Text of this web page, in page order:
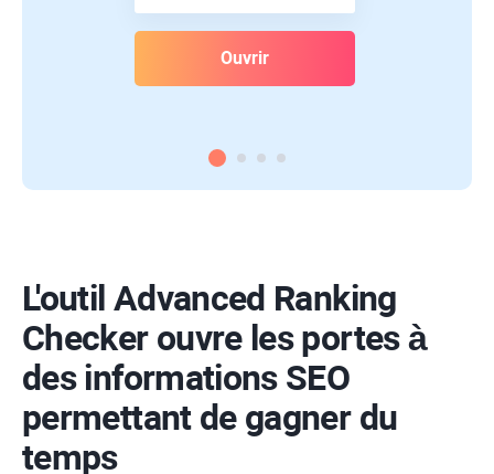
Ouvrir
L'outil Advanced Ranking
Checker ouvre les portes à
des informations SEO
permettant de gagner du
temps